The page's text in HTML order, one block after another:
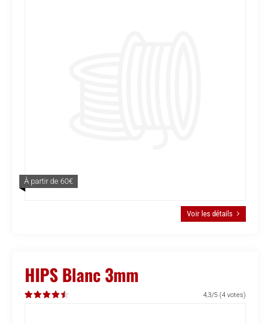
À partir de 60€
Voir les détails
HIPS Blanc 3mm
4,3/5 (4 votes)